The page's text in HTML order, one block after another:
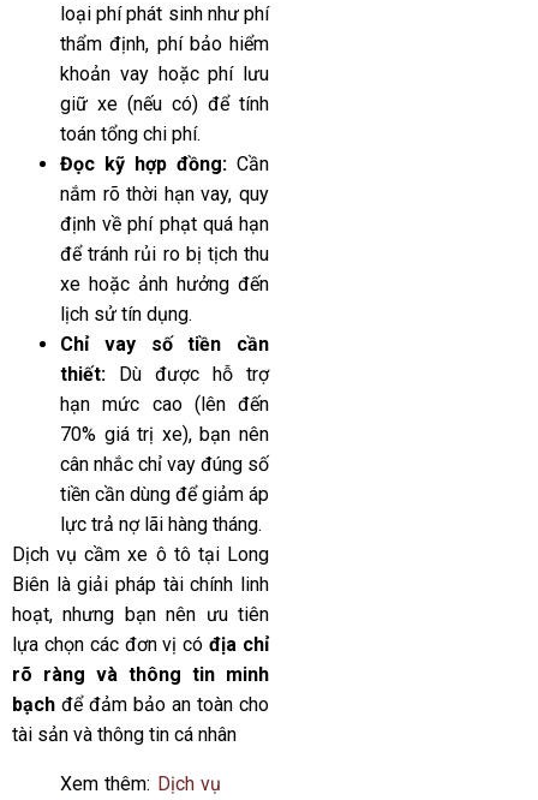
loại phí phát sinh như phí
thẩm định, phí bảo hiểm
khoản vay hoặc phí lưu
giữ xe (nếu có) để tính
toán tổng chi phí.
Đọc kỹ hợp đồng: Cần
nắm rõ thời hạn vay, quy
định về phí phạt quá hạn
để tránh rủi ro bị tịch thu
xe hoặc ảnh hưởng đến
lịch sử tín dụng.
Chỉ vay số tiền cần
thiết: Dù được hỗ trợ
hạn mức cao (lên đến
70% giá trị xe), bạn nên
cân nhắc chỉ vay đúng số
tiền cần dùng để giảm áp
lực trả nợ lãi hàng tháng.
Dịch vụ cầm xe ô tô tại Long
Biên là giải pháp tài chính linh
hoạt, nhưng bạn nên ưu tiên
lựa chọn các đơn vị cóđịa chỉ
rõ ràng và thông tin minh
bạch để đảm bảo an toàn cho
tài sản và thông tin cá nhân
Xem thêm: Dịch vụ